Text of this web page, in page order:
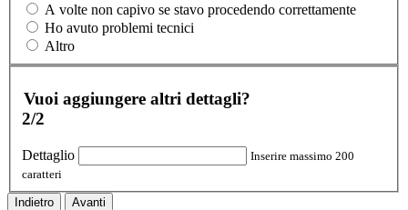
A volte non capivo se stavo procedendo correttamente
Ho avuto problemi tecnici
Altro
Vuoi aggiungere altri dettagli?
2/2
Dettaglio
Inserire massimo 200
caratteri
Indietro Avanti